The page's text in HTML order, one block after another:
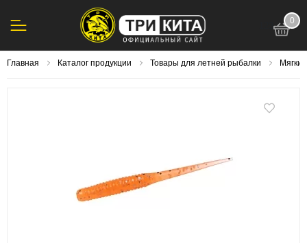
0
Главная Каталог продукции Товары для летней рыбалки